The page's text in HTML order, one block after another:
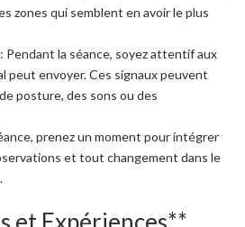
zones qui semblent en avoir le plus
la séance, soyez attentif aux
peut envoyer. Ces signaux peuvent
posture, des sons ou des
prenez un moment pour intégrer
et tout changement dans le